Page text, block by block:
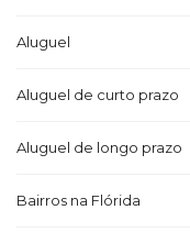
Aluguel
Aluguel de curto prazo
Aluguel de longo prazo
Bairros na Flórida